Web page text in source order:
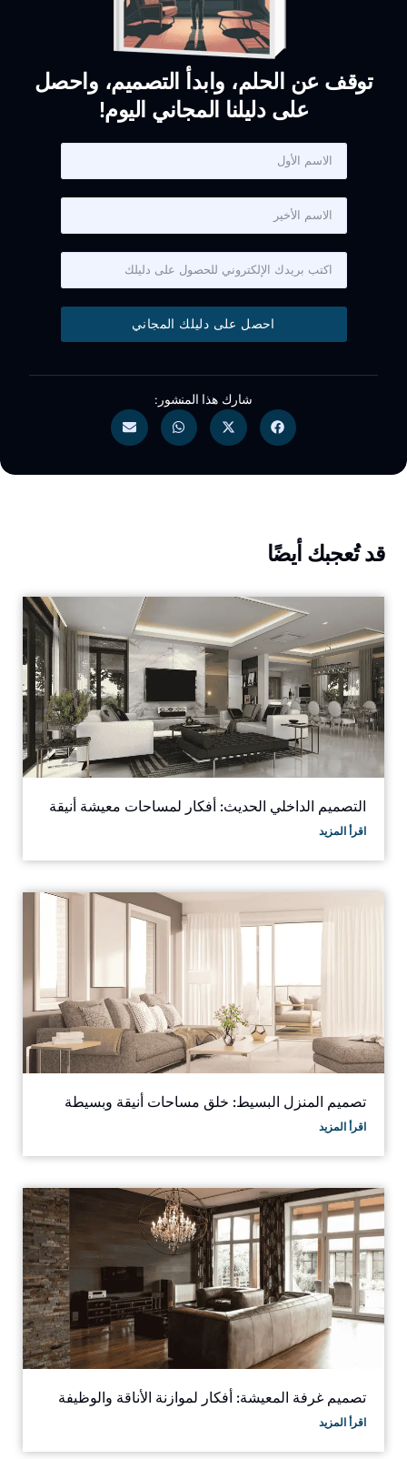
توقف عن الحلم، وابدأ التصميم، واحصل
على دليلنا المجاني اليوم!
احصل على دليلك المجاني
شارك هذا المنشور:
قد تُعجبك أيضًا
التصميم الداخلي الحديث: أفكار لمساحات معيشة أنيقة
اقرأ المزيد
تصميم المنزل البسيط: خلق مساحات أنيقة وبسيطة
اقرأ المزيد
تصميم غرفة المعيشة: أفكار لموازنة الأناقة والوظيفة
اقرأ المزيد
Welcome to Soul Architecture. To get started, please
provide your email address.
Name
Email Address
START CHAT